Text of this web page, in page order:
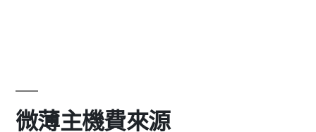
微薄主機費來源